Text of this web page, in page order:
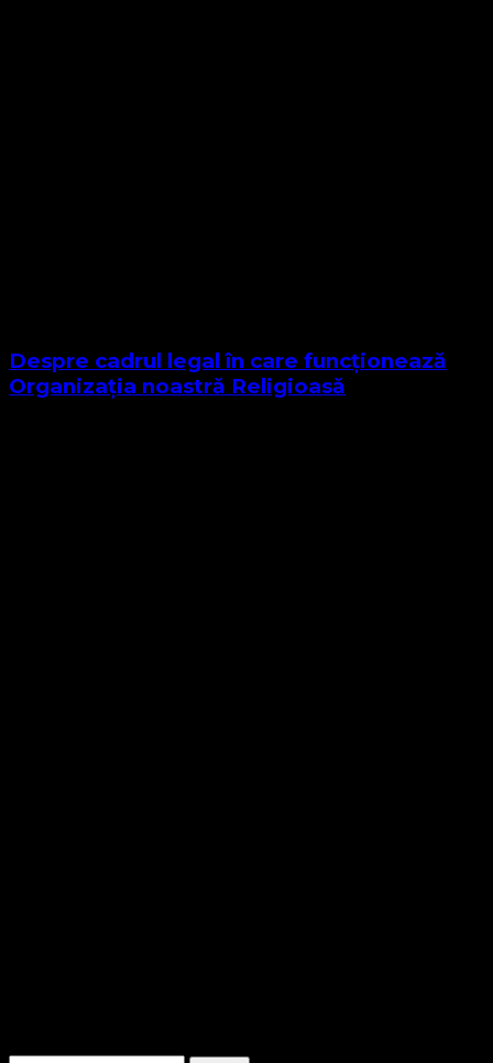
Despre cadrul legal în care funcționează
Organizația noastră Religioasă